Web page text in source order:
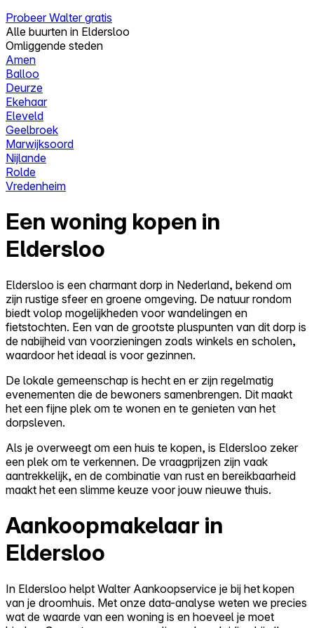
Probeer Walter gratis
Alle buurten in Eldersloo
Omliggende steden
Amen
Balloo
Deurze
Ekehaar
Eleveld
Geelbroek
Marwijksoord
Nijlande
Rolde
Vredenheim
Een woning kopen in
Eldersloo
Eldersloo is een charmant dorp in Nederland, bekend om
zijn rustige sfeer en groene omgeving. De natuur rondom
biedt volop mogelijkheden voor wandelingen en
fietstochten. Een van de grootste pluspunten van dit dorp is
de nabijheid van voorzieningen zoals winkels en scholen,
waardoor het ideaal is voor gezinnen.
De lokale gemeenschap is hecht en er zijn regelmatig
evenementen die de bewoners samenbrengen. Dit maakt
het een fijne plek om te wonen en te genieten van het
dorpsleven.
Als je overweegt om een huis te kopen, is Eldersloo zeker
een plek om te verkennen. De vraagprijzen zijn vaak
aantrekkelijk, en de combinatie van rust en bereikbaarheid
maakt het een slimme keuze voor jouw nieuwe thuis.
Aankoopmakelaar in
Eldersloo
In Eldersloo helpt Walter Aankoopservice je bij het kopen
van je droomhuis. Met onze data-analyse weten we precies
wat de waarde van een woning is en hoeveel je moet